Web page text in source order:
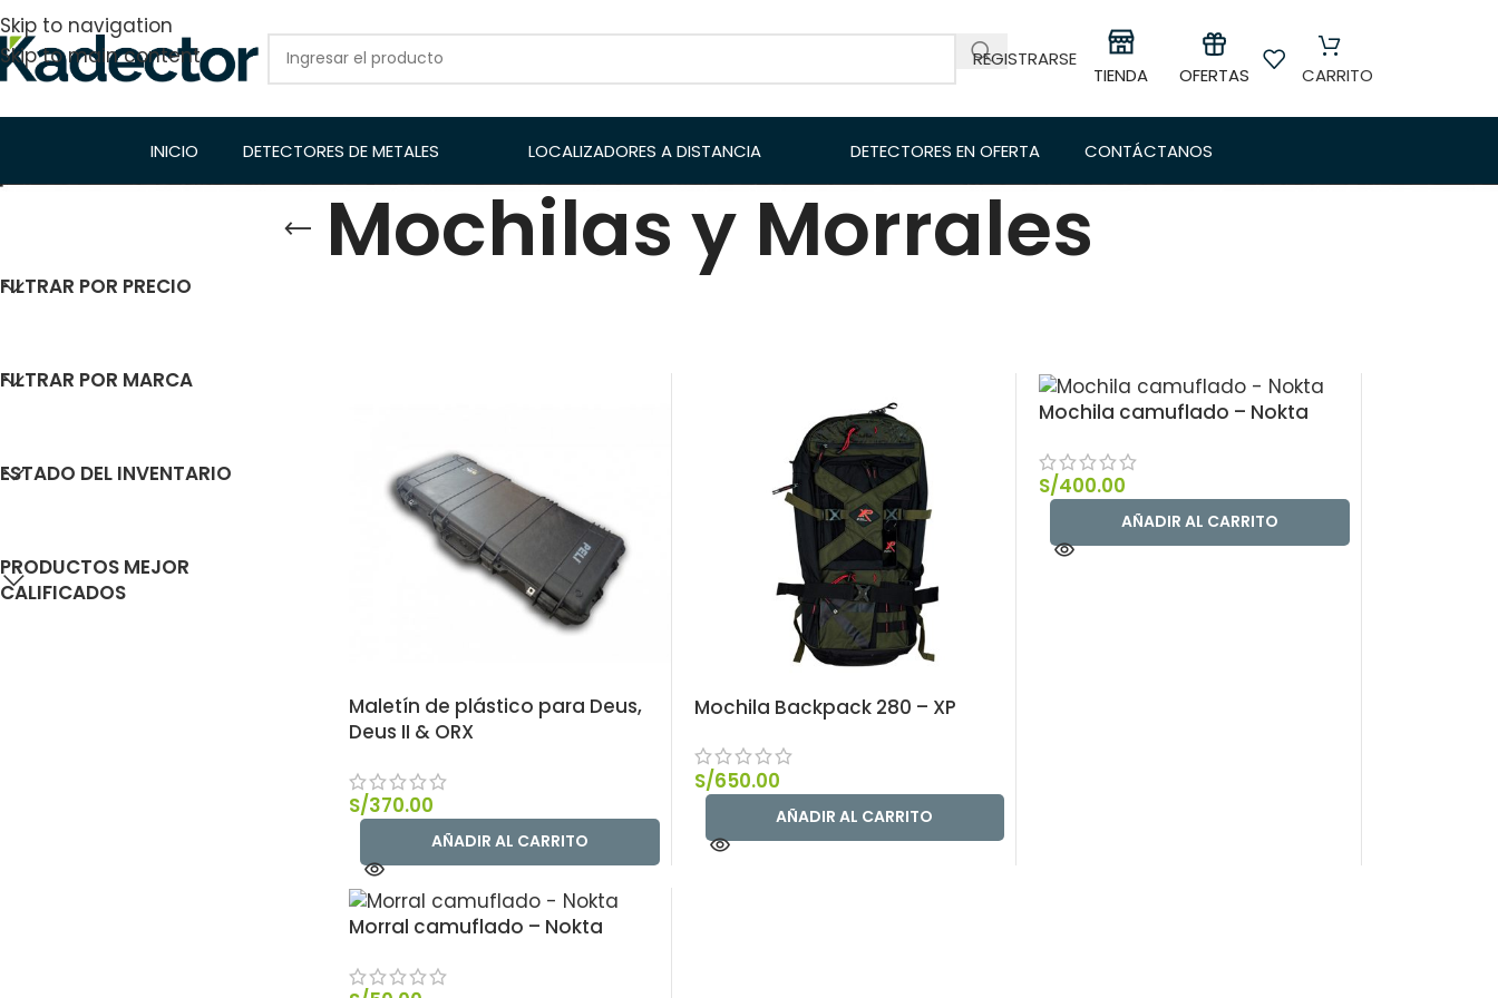
Skip to navigation
Skip to main content
REGISTRARSE
TIENDA OFERTAS CARRITO
INICIO DETECTORES DE METALES LOCALIZADORES A DISTANCIA DETECTORES EN OFERTA CONTÁCTANOS
Mochilas y Morrales
FILTRAR POR PRECIO
FILTRAR POR MARCA
ESTADO DEL INVENTARIO
PRODUCTOS MEJOR
CALIFICADOS
Maletín de plástico para Deus,
Deus II & ORX
S/370.00
AÑADIR AL CARRITO
Mochila Backpack 280 – XP
S/650.00
AÑADIR AL CARRITO
Mochila camuflado – Nokta
S/400.00
AÑADIR AL CARRITO
Morral camuflado – Nokta